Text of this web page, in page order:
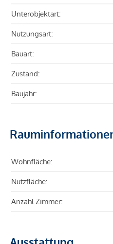
Unterobjektart:
Nutzungsart:
Bauart:
Zustand:
Baujahr:
Wohnfläche:
Nutzfläche:
Anzahl Zimmer: